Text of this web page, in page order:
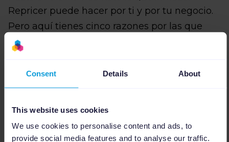
Consent Details About
This website uses cookies
We use cookies to personalise content and ads, to
provide social media features and to analyse our traffic.
Repricer puede hacer por ti y por tu negocio.
Pero aquí tienes cinco razones por las que
todos los minoristas deberían incluir Amazon
1. Conseguir tu parte de la Buy Box